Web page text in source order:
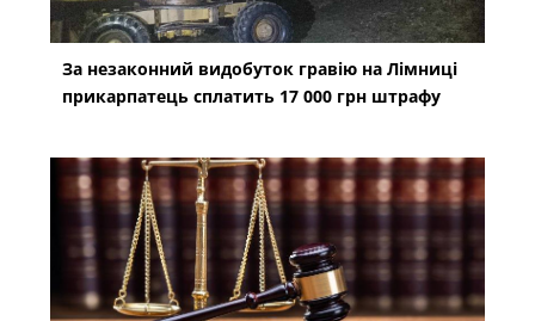
За незаконний видобуток гравію на Лімниці
прикарпатець сплатить 17 000 грн штрафу